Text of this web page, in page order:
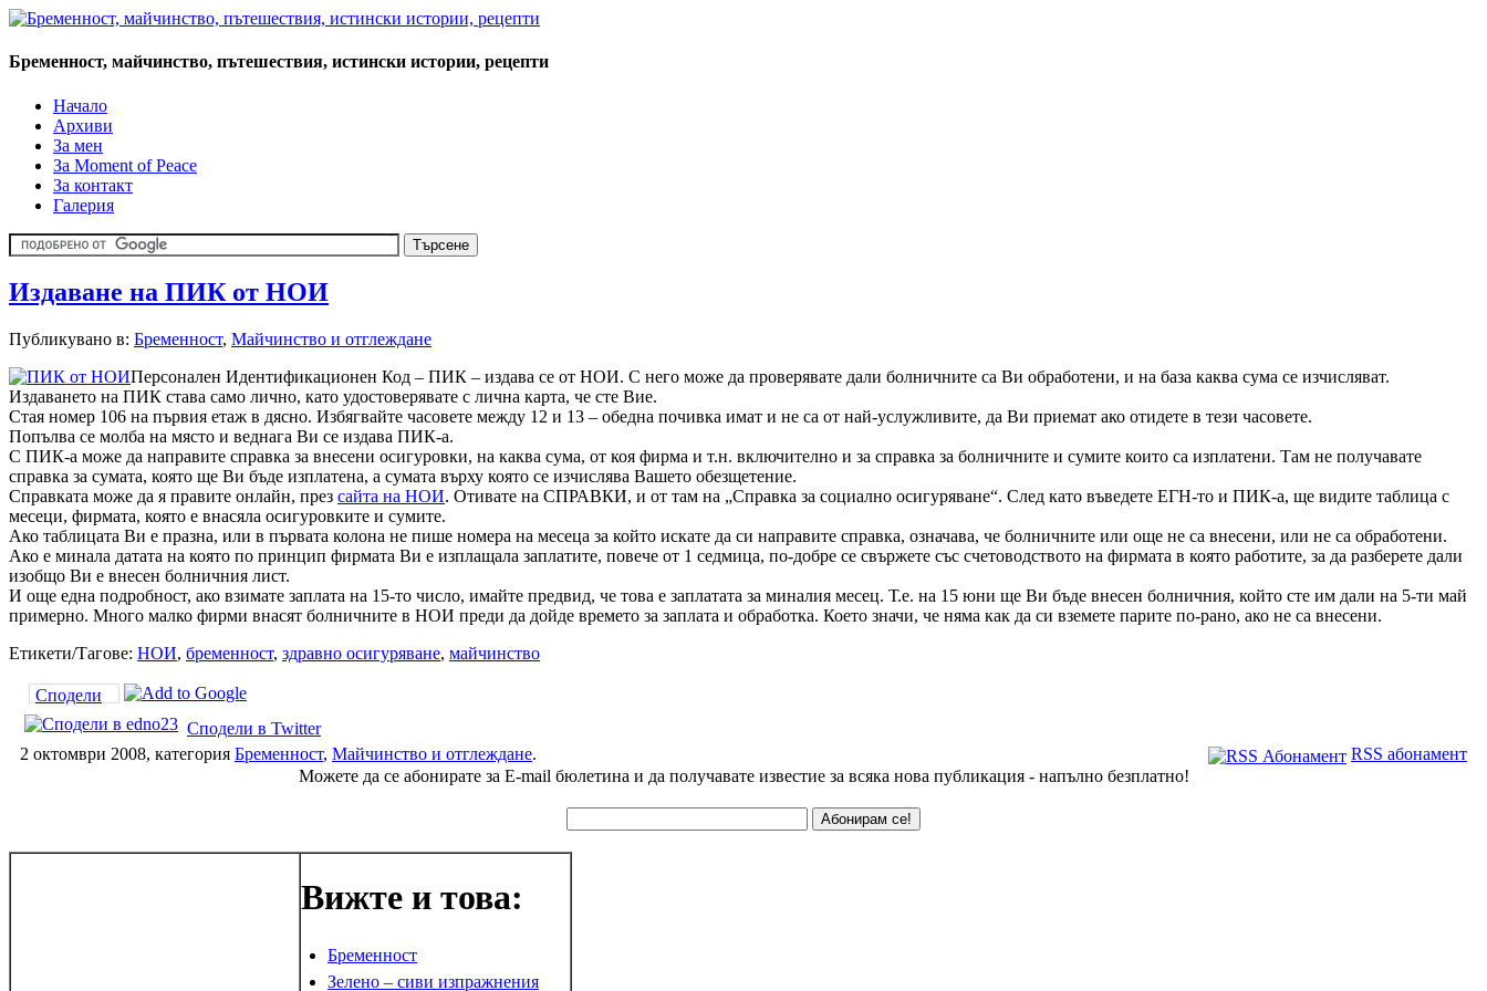
Бременност, майчинство, пътешествия, истински истории, рецепти
Начало
Архиви
За мен
За Moment of Peace
За контакт
Галерия
Издаване на ПИК от НОИ
Публикувано в: Бременност, Майчинство и отглеждане
Персонален Идентификационен Код – ПИК – издава се от НОИ. С него може да проверявате дали болничните са Ви обработени, и на база каква сума се изчисляват.
Издаването на ПИК става само лично, като удостоверявате с лична карта, че сте Вие.
Стая номер 106 на първия етаж в дясно. Избягвайте часовете между 12 и 13 – обедна почивка имат и не са от най-услужливите, да Ви приемат ако отидете в тези часовете.
Попълва се молба на място и веднага Ви се издава ПИК-а.
С ПИК-а може да направите справка за внесени осигуровки, на каква сума, от коя фирма и т.н. включително и за справка за болничните и сумите които са изплатени. Там не получавате
справка за сумата, която ще Ви бъде изплатена, а сумата върху която се изчислява Вашето обезщетение.
Справката може да я правите онлайн, през сайта на НОИ. Отивате на СПРАВКИ, и от там на „Справка за социално осигуряване“. След като въведете ЕГН-то и ПИК-а, ще видите таблица с
месеци, фирмата, която е внасяла осигуровките и сумите.
Ако таблицата Ви е празна, или в първата колона не пише номера на месеца за който искате да си направите справка, означава, че болничните или още не са внесени, или не са обработени.
Ако е минала датата на която по принцип фирмата Ви е изплащала заплатите, повече от 1 седмица, по-добре се свържете със счетоводството на фирмата в която работите, за да разберете дали
изобщо Ви е внесен болничния лист.
И още една подробност, ако взимате заплата на 15-то число, имайте предвид, че това е заплатата за миналия месец. Т.е. на 15 юни ще Ви бъде внесен болничния, който сте им дали на 5-ти май
примерно. Много малко фирми внасят болничните в НОИ преди да дойде времето за заплата и обработка. Което значи, че няма как да си вземете парите по-рано, ако не са внесени.
Етикети/Тагове: НОИ, бременност, здравно осигуряване, майчинство
Сподели
Сподели в Twitter
2 октомври 2008, категория Бременност, Майчинство и отглеждане.
RSS абонамент
Можете да се абонирате за E-mail бюлетина и да получавате известие за всяка нова публикация - напълно безплатно!
Вижте и това:
Бременност
Зелено – сиви изпражнения